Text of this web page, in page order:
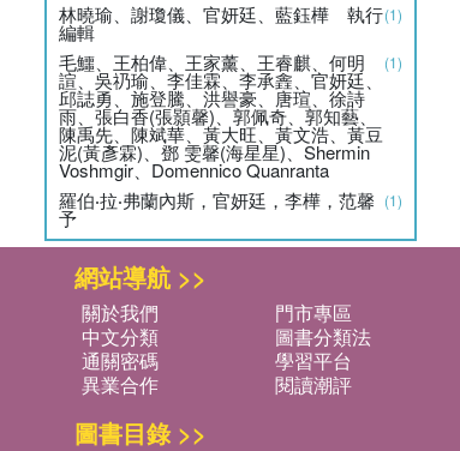
林曉瑜、謝瓊儀、官妍廷、藍鈺樺 執行
編輯
(1)
毛鱷、王柏偉、王家薰、王睿麒、何明
諠、吳礽瑜、李佳霖、李承錱、官妍廷、
邱誌勇、施登騰、洪譽豪、唐瑄、徐詩
雨、張白香(張顥馨)、郭佩奇、郭知藝、
陳禹先、陳斌華、黃大旺、黃文浩、黃豆
泥(黃彥霖)、鄧 雯馨(海星星)、Shermin
Voshmgir、Domennico Quanranta
(1)
羅伯‧拉‧弗蘭內斯，官妍廷，李樺，范馨
予
(1)
網站導航 >>
關於我們 門市專區
中文分類
圖書分類法
通關密碼
學習平台
異業合作
閱讀潮評
圖書目錄 >>